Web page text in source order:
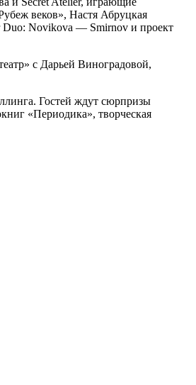
веков», Настя Абруцкая
Duo: Novikova — Smirnov и проект
с Дарьей Виноградовой,
Гостей ждут сюрпризы
«Периодика», творческая